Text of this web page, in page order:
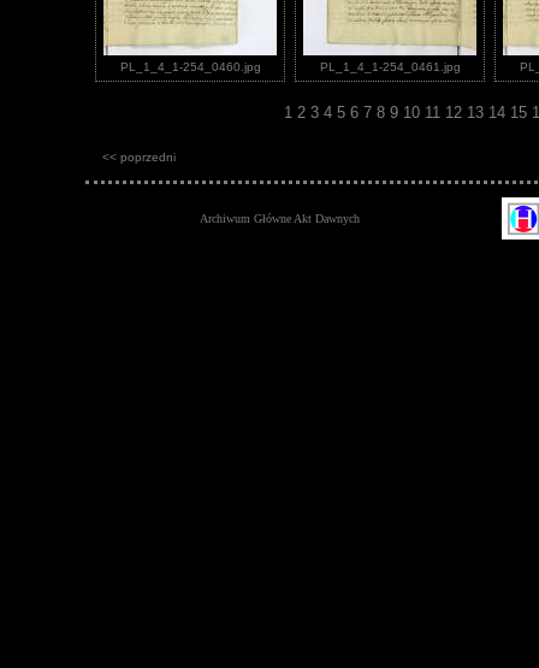
PL_1_4_1-254_0460.jpg PL_1_4_1-254_0461.jpg
1 2 3 4 5 6 7 8 9 10 11 12 13 14 15
<< poprzedni
Archiwum Główne Akt Dawnych